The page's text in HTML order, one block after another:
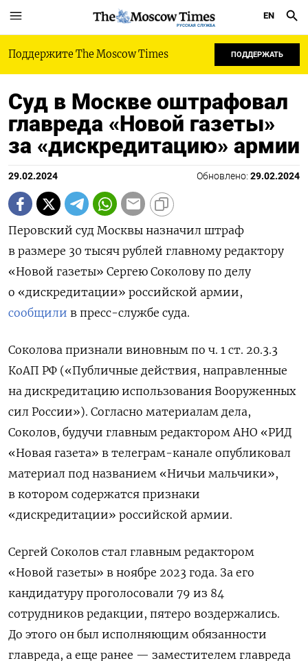
РУССКАЯ СЛУЖБА
EN
Поддержите The Moscow Times ПОДДЕРЖАТЬ
Суд в Москве оштрафовал
главреда «Новой газеты»
за «дискредитацию» армии
29.02.2024 Обновлено: 29.02.2024
Перовский суд Москвы назначил штраф
в размере 30 тысяч рублей главному редактору
«Новой газеты» Сергею Соколову по делу
о «дискредитации» российской армии,
сообщили в пресс-службе суда.
Соколова признали виновным по ч. 1 ст. 20.3.3
КоАП РФ («Публичные действия, направленные
на дискредитацию использования Вооруженных
сил России»). Согласно материалам дела,
Соколов, будучи главным редактором АНО «РИД
«Новая газета» в телеграм-канале опубликовал
материал под названием «Ничьи мальчики»,
в котором содержатся признаки
«дискредитации» российской армии.
Сергей Соколов стал главным редактором
«Новой газеты» в ноябре 2023 года. За его
кандидатуру проголосовали 79 из 84
сотрудников редакции, пятеро воздержались.
До этого он был исполняющим обязанности
главреда, а еще ранее — заместителем главреда